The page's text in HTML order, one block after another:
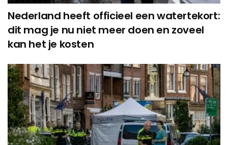
Nederland heeft officieel een watertekort:
dit mag je nu niet meer doen en zoveel
kan het je kosten